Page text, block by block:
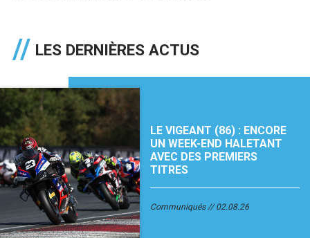
LES DERNIÈRES ACTUS
LE VIGEANT (86) : ENCORE
UN WEEK-END HALETANT
AVEC DES PREMIERS
TITRES
Communiqués 02.08.26